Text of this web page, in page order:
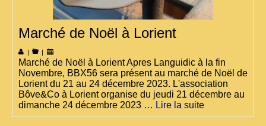
Marché de Noël à Lorient
| |
Marché de Noël à Lorient Apres Languidic à la fin
Novembre, BBX56 sera présent au marché de Noël de
Lorient du 21 au 24 décembre 2023. L'association
Bôve&Co à Lorient organise du jeudi 21 décembre au
dimanche 24 décembre 2023 … Lire la suite